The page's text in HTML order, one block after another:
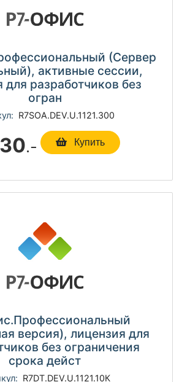
(Сервер
активные сессии,
для разработчиков без
огран
R7SOА.DEV.U.1121.300
.- Купить
версия), лицензия для
без ограничения
срока дейст
R7DT.DEV.U.1121.10К